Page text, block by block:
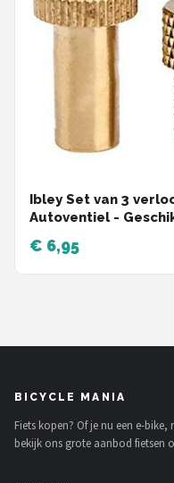
Ibley Set van 3
Autoventiel -
€ 6,95
BICYCLE MANIA
Fiets kopen? Of je nu een e-
bekijk ons grote aanbod fietsen